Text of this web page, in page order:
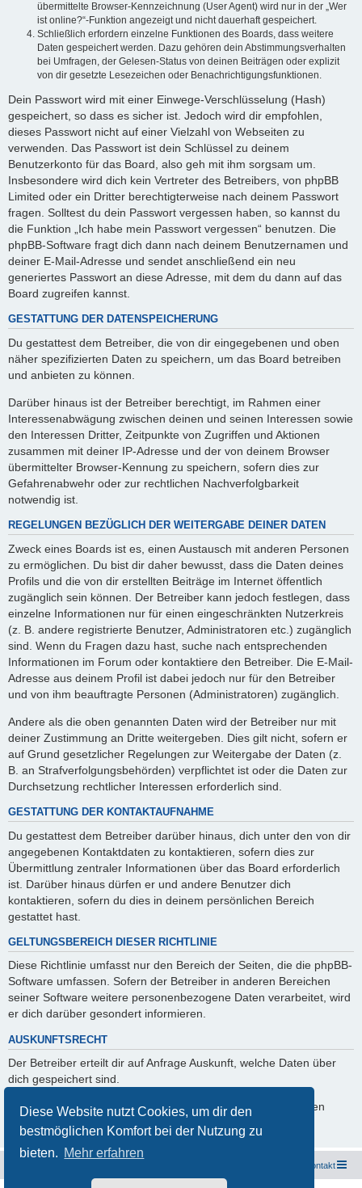
Diese Website nutzt Cookies, um dir den
bestmöglichen Komfort bei der Nutzung zu
bieten. Mehr erfahren
übermittelte Browser-Kennzeichnung (User Agent) wird nur in der „Wer
ist online?“-Funktion angezeigt und nicht dauerhaft gespeichert.
Schließlich erfordern einzelne Funktionen des Boards, dass weitere
Daten gespeichert werden. Dazu gehören dein Abstimmungsverhalten
bei Umfragen, der Gelesen-Status von deinen Beiträgen oder explizit
von dir gesetzte Lesezeichen oder Benachrichtigungsfunktionen.
Dein Passwort wird mit einer Einwege-Verschlüsselung (Hash)
gespeichert, so dass es sicher ist. Jedoch wird dir empfohlen,
dieses Passwort nicht auf einer Vielzahl von Webseiten zu
verwenden. Das Passwort ist dein Schlüssel zu deinem
Benutzerkonto für das Board, also geh mit ihm sorgsam um.
Insbesondere wird dich kein Vertreter des Betreibers, von phpBB
Limited oder ein Dritter berechtigterweise nach deinem Passwort
fragen. Solltest du dein Passwort vergessen haben, so kannst du
die Funktion „Ich habe mein Passwort vergessen“ benutzen. Die
phpBB-Software fragt dich dann nach deinem Benutzernamen und
deiner E-Mail-Adresse und sendet anschließend ein neu
generiertes Passwort an diese Adresse, mit dem du dann auf das
Board zugreifen kannst.
GESTATTUNG DER DATENSPEICHERUNG
Du gestattest dem Betreiber, die von dir eingegebenen und oben
näher spezifizierten Daten zu speichern, um das Board betreiben
und anbieten zu können.
Darüber hinaus ist der Betreiber berechtigt, im Rahmen einer
Interessenabwägung zwischen deinen und seinen Interessen sowie
den Interessen Dritter, Zeitpunkte von Zugriffen und Aktionen
zusammen mit deiner IP-Adresse und der von deinem Browser
übermittelter Browser-Kennung zu speichern, sofern dies zur
Gefahrenabwehr oder zur rechtlichen Nachverfolgbarkeit
notwendig ist.
REGELUNGEN BEZÜGLICH DER WEITERGABE DEINER DATEN
Zweck eines Boards ist es, einen Austausch mit anderen Personen
zu ermöglichen. Du bist dir daher bewusst, dass die Daten deines
Profils und die von dir erstellten Beiträge im Internet öffentlich
zugänglich sein können. Der Betreiber kann jedoch festlegen, dass
einzelne Informationen nur für einen eingeschränkten Nutzerkreis
(z. B. andere registrierte Benutzer, Administratoren etc.) zugänglich
sind. Wenn du Fragen dazu hast, suche nach entsprechenden
Informationen im Forum oder kontaktiere den Betreiber. Die E-Mail-
Adresse aus deinem Profil ist dabei jedoch nur für den Betreiber
und von ihm beauftragte Personen (Administratoren) zugänglich.
Andere als die oben genannten Daten wird der Betreiber nur mit
deiner Zustimmung an Dritte weitergeben. Dies gilt nicht, sofern er
auf Grund gesetzlicher Regelungen zur Weitergabe der Daten (z.
B. an Strafverfolgungsbehörden) verpflichtet ist oder die Daten zur
Durchsetzung rechtlicher Interessen erforderlich sind.
GESTATTUNG DER KONTAKTAUFNAHME
Du gestattest dem Betreiber darüber hinaus, dich unter den von dir
angegebenen Kontaktdaten zu kontaktieren, sofern dies zur
Übermittlung zentraler Informationen über das Board erforderlich
ist. Darüber hinaus dürfen er und andere Benutzer dich
kontaktieren, sofern du dies in deinem persönlichen Bereich
gestattet hast.
GELTUNGSBEREICH DIESER RICHTLINIE
Diese Richtlinie umfasst nur den Bereich der Seiten, die die phpBB-
Software umfassen. Sofern der Betreiber in anderen Bereichen
seiner Software weitere personenbezogene Daten verarbeitet, wird
er dich darüber gesondert informieren.
AUSKUNFTSRECHT
Der Betreiber erteilt dir auf Anfrage Auskunft, welche Daten über
dich gespeichert sind.
Du kannst jederzeit die Löschung bzw. Sperrung deiner Daten
verlangen. Kontaktiere hierzu bitte den Betreiber.
Kontakt